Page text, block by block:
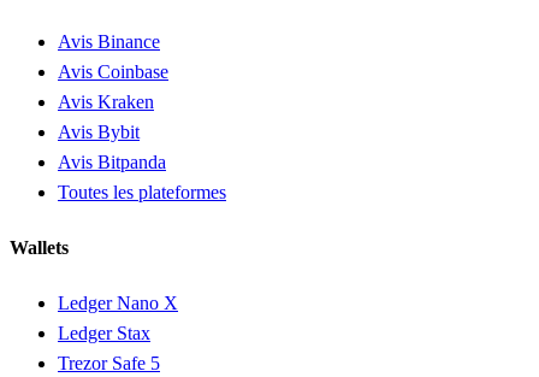
Avis Binance
Avis Coinbase
Avis Kraken
Avis Bybit
Avis Bitpanda
Toutes les plateformes
Wallets
Ledger Nano X
Ledger Stax
Trezor Safe 5